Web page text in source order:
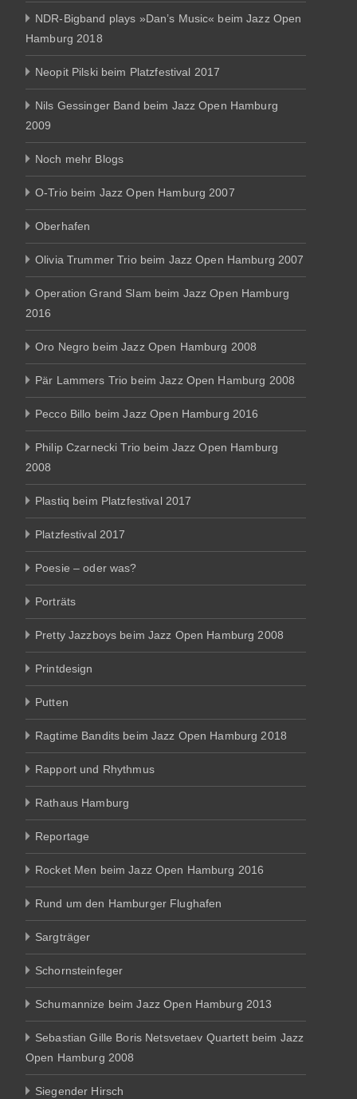
NDR-Bigband plays »Dan’s Music« beim Jazz Open
Hamburg 2018
Neopit Pilski beim Platzfestival 2017
Nils Gessinger Band beim Jazz Open Hamburg
2009
Noch mehr Blogs
O-Trio beim Jazz Open Hamburg 2007
Oberhafen
Olivia Trummer Trio beim Jazz Open Hamburg 2007
Operation Grand Slam beim Jazz Open Hamburg
2016
Oro Negro beim Jazz Open Hamburg 2008
Pär Lammers Trio beim Jazz Open Hamburg 2008
Pecco Billo beim Jazz Open Hamburg 2016
Philip Czarnecki Trio beim Jazz Open Hamburg
2008
Plastiq beim Platzfestival 2017
Platzfestival 2017
Poesie – oder was?
Porträts
Pretty Jazzboys beim Jazz Open Hamburg 2008
Printdesign
Putten
Ragtime Bandits beim Jazz Open Hamburg 2018
Rapport und Rhythmus
Rathaus Hamburg
Reportage
Rocket Men beim Jazz Open Hamburg 2016
Rund um den Hamburger Flughafen
Sargträger
Schornsteinfeger
Schumannize beim Jazz Open Hamburg 2013
Sebastian Gille Boris Netsvetaev Quartett beim Jazz
Open Hamburg 2008
Siegender Hirsch